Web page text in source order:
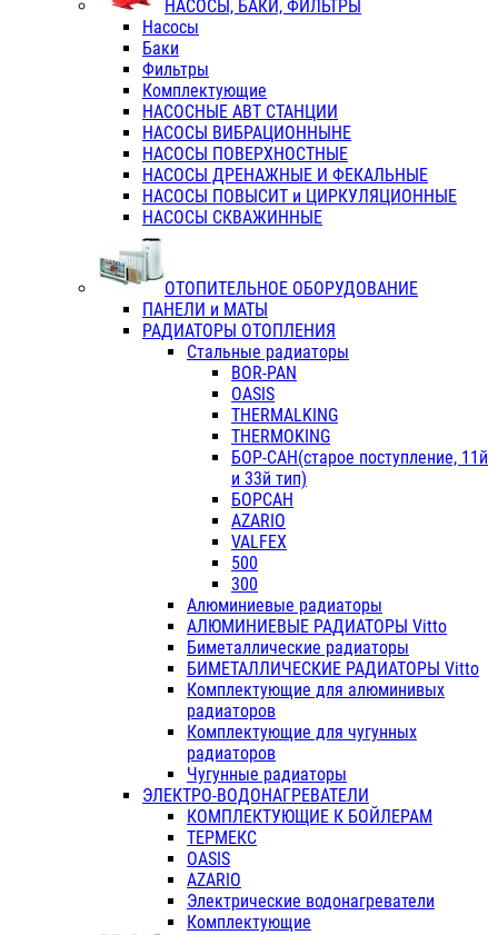
НАСОСЫ, БАКИ, ФИЛЬТРЫ
Насосы
Баки
Фильтры
Комплектующие
НАСОСНЫЕ АВТ СТАНЦИИ
НАСОСЫ ВИБРАЦИОННЫНЕ
НАСОСЫ ПОВЕРХНОСТНЫЕ
НАСОСЫ ДРЕНАЖНЫЕ И ФЕКАЛЬНЫЕ
НАСОСЫ ПОВЫСИТ и ЦИРКУЛЯЦИОННЫЕ
НАСОСЫ СКВАЖИННЫЕ
ОТОПИТЕЛЬНОЕ ОБОРУДОВАНИЕ
ПАНЕЛИ и МАТЫ
РАДИАТОРЫ ОТОПЛЕНИЯ
Стальные радиаторы
BOR-PAN
OASIS
THERMALKING
THERMOKING
БОР-САН(старое поступление, 11й
и 33й тип)
БОРСАН
AZARIO
VALFEX
500
300
Алюминиевые радиаторы
АЛЮМИНИЕВЫЕ РАДИАТОРЫ Vitto
Биметаллические радиаторы
БИМЕТАЛЛИЧЕСКИЕ РАДИАТОРЫ Vitto
Комплектующие для алюминивых
радиаторов
Комплектующие для чугунных
радиаторов
Чугунные радиаторы
ЭЛЕКТРО-ВОДОНАГРЕВАТЕЛИ
КОМПЛЕКТУЮЩИЕ К БОЙЛЕРАМ
ТЕРМЕКС
OASIS
AZARIO
Электрические водонагреватели
Комплектующие